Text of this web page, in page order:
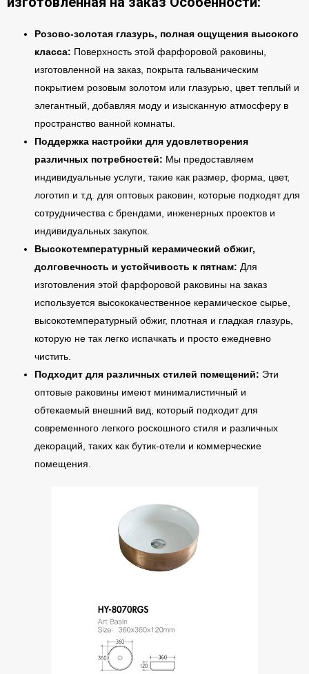
Розово-золотая глазурь, полная ощущения высокого
класса: Поверхность этой фарфоровой раковины,
изготовленной на заказ, покрыта гальваническим
покрытием розовым золотом или глазурью, цвет теплый и
элегантный, добавляя моду и изысканную атмосферу в
пространство ванной комнаты.
Поддержка настройки для удовлетворения
различных потребностей: Мы предоставляем
индивидуальные услуги, такие как размер, форма, цвет,
логотип и т.д. для оптовых раковин, которые подходят для
сотрудничества с брендами, инженерных проектов и
индивидуальных закупок.
Высокотемпературный керамический обжиг,
долговечность и устойчивость к пятнам: Для
изготовления этой фарфоровой раковины на заказ
используется высококачественное керамическое сырье,
высокотемпературный обжиг, плотная и гладкая глазурь,
которую не так легко испачкать и просто ежедневно
чистить.
Подходит для различных стилей помещений: Эти
оптовые раковины имеют минималистичный и
обтекаемый внешний вид, который подходит для
современного легкого роскошного стиля и различных
декораций, таких как бутик-отели и коммерческие
помещения.